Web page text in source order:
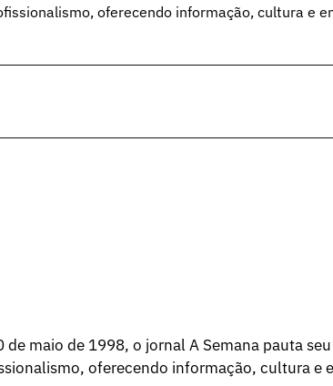
oferecendo informação, cultura e
de maio de 1998, o jornal A Semana pauta
oferecendo informação, cultura e